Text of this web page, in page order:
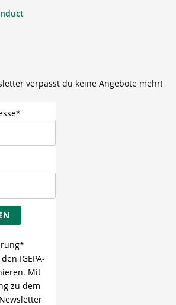
verpasst du keine Angebote mehr!
IGEPA-
Mit
zu dem